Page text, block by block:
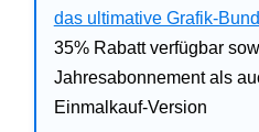
das ultimative Grafik-
35% Rabatt verfügbar
Jahresabonnement als
Einmalkauf-Version